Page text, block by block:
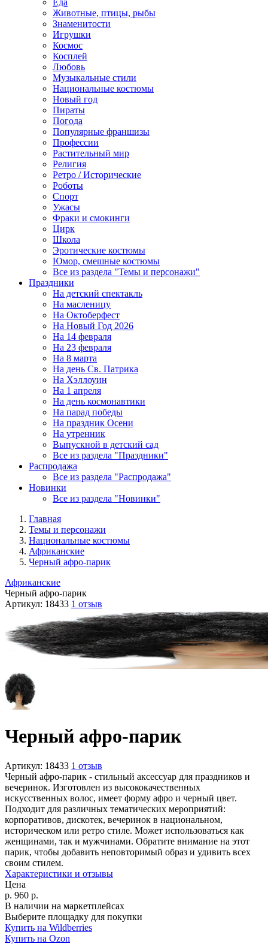
Еда
Животные, птицы, рыбы
Знаменитости
Игрушки
Космос
Косплей
Любовь
Музыкальные стили
Национальные костюмы
Новый год
Пираты
Погода
Популярные франшизы
Профессии
Растительный мир
Религия
Ретро / Исторические
Роботы
Спорт
Ужасы
Фраки и смокинги
Цирк
Школа
Эротические костюмы
Юмор, смешные костюмы
Все из раздела "Темы и персонажи"
Праздники
На детский спектакль
На масленицу
На Октоберфест
На Новый Год 2026
На 14 февраля
На 23 февраля
На 8 марта
На день Св. Патрика
На Хэллоуин
На 1 апреля
На день космонавтики
На парад победы
На праздник Осени
На утренник
Выпускной в детский сад
Все из раздела "Праздники"
Распродажа
Все из раздела "Распродажа"
Новинки
Все из раздела "Новинки"
Главная
Темы и персонажи
Национальные костюмы
Африканские
Черный афро-парик
Африканские
Черный афро-парик
Артикул: 18433 1 отзыв
Черный афро-парик
Артикул: 18433 1 отзыв
Черный афро-парик - стильный аксессуар для праздников и
вечеринок. Изготовлен из высококачественных
искусственных волос, имеет форму афро и черный цвет.
Подходит для различных тематических мероприятий:
корпоративов, дискотек, вечеринок в национальном,
историческом или ретро стиле. Может использоваться как
женщинами, так и мужчинами. Обратите внимание на этот
парик, чтобы добавить неповторимый образ и удивить всех
своим стилем.
Характеристики и отзывы
Цена
р. 960 р.
В наличии на маркетплейсах
Выберите площадку для покупки
Купить на Wildberries
Купить на Ozon